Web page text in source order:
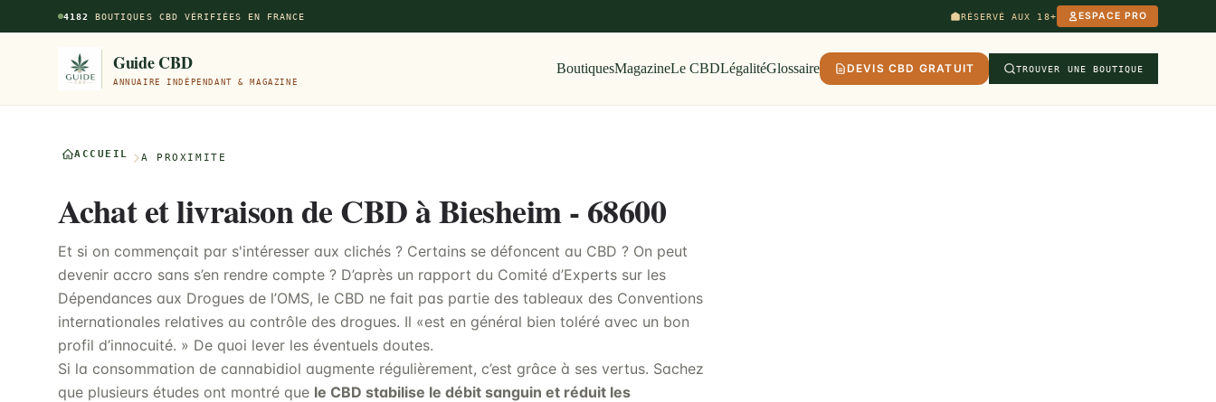
Aller au contenu principal
4182 BOUTIQUES CBD VÉRIFIÉES EN FRANCE RÉSERVÉ AUX 18+ ESPACE PRO
Guide CBD
ANNUAIRE INDÉPENDANT & MAGAZINE
BoutiquesMagazineLe CBDLégalitéGlossaire DEVIS CBD GRATUIT TROUVER UNE BOUTIQUE
ACCUEIL À PROXIMITÉ
Achat et livraison de CBD à Biesheim - 68600
Et si on commençait par s'intéresser aux clichés ? Certains se défoncent au CBD ? On peut
devenir accro sans s’en rendre compte ? D’après un rapport du Comité d’Experts sur les
Dépendances aux Drogues de l’OMS, le CBD ne fait pas partie des tableaux des Conventions
internationales relatives au contrôle des drogues. Il «est en général bien toléré avec un bon
profil d’innocuité. » De quoi lever les éventuels doutes.
Si la consommation de cannabidiol augmente régulièrement, c’est grâce à ses vertus. Sachez
que plusieurs études ont montré que le CBD stabilise le débit sanguin et réduit les